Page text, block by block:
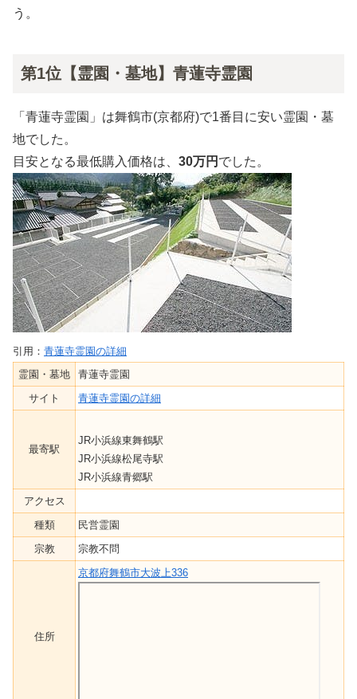
う。
第1位【霊園・墓地】青蓮寺霊園
「青蓮寺霊園」は舞鶴市(京都府)で1番目に安い霊園・墓
地でした。
目安となる最低購入価格は、 30万円 でした。
引用： 青蓮寺霊園の詳細
霊園・墓地
青蓮寺霊園
サイト
青蓮寺霊園の詳細
最寄駅
JR小浜線東舞鶴駅
JR小浜線松尾寺駅
JR小浜線青郷駅
アクセス
種類
民営霊園
宗教
宗教不問
住所
京都府舞鶴市大波上336